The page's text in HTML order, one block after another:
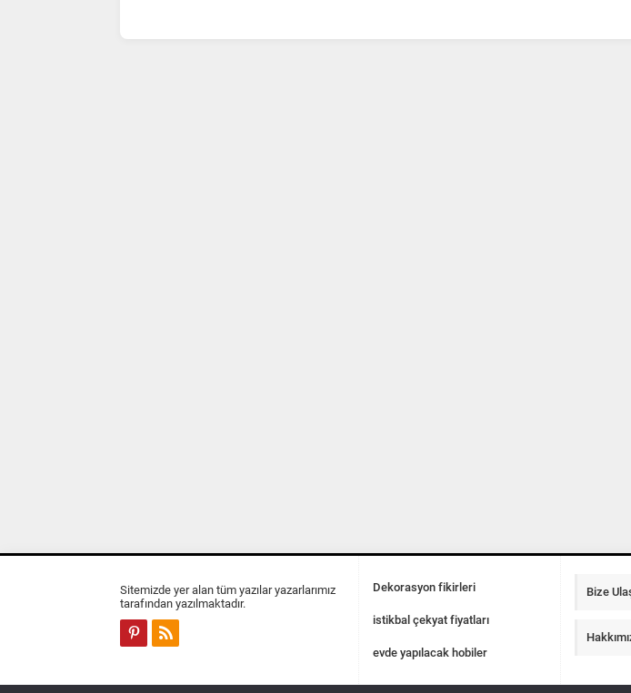
Sitemizde yer alan tüm yazılar yazarlarımız
tarafından yazılmaktadır.
Dekorasyon fikirleri
istikbal çekyat fiyatları
evde yapılacak hobiler
Bize